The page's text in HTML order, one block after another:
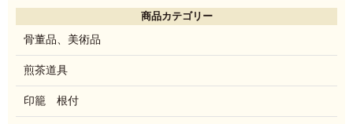
商品カテゴリー
骨董品、美術品
煎茶道具
印籠 根付